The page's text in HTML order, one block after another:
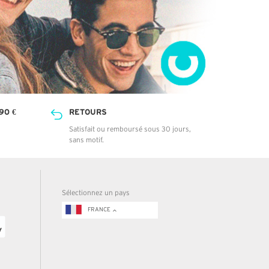
€ RETOURS
Satisfait ou remboursé sous 30 jours,
sans motif.
Sélectionnez un pays
FRANCE